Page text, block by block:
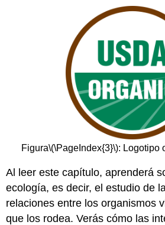
Figura\(\PageIndex{3}\): Logotipo
Al leer este capítulo, aprenderá
ecología, es decir, el estudio de
relaciones entre los organismos
que los rodea. Verás cómo las